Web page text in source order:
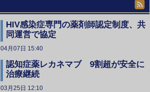
HIV感染症専門の薬剤師認定制度、共
同運営で協定
04月07日 15:40
認知症薬レカネマブ 9割超が安全に
治療継続
03月25日 12:10